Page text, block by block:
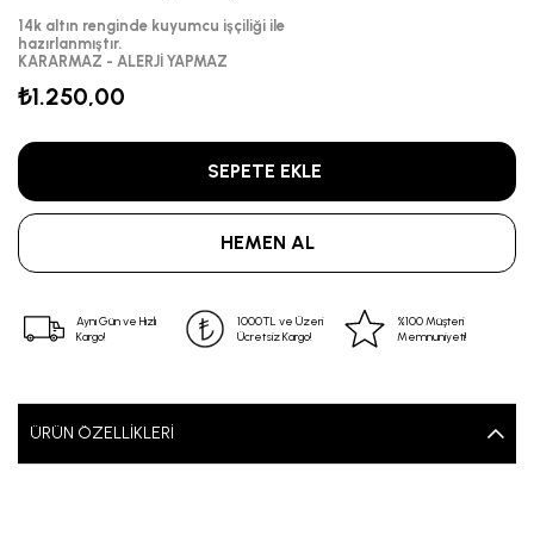
14k altın renginde kuyumcu işçiliği ile
hazırlanmıştır.
KARARMAZ - ALERJİ YAPMAZ
₺1.250,00
Aynı Gün ve Hızlı
Kargo!
1000TL ve Üzeri
Ücretsiz Kargo!
%100 Müşteri
Memnuniyeti!
ÜRÜN ÖZELLIKLERI